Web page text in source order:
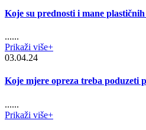
Koje su prednosti i mane plastičnih
......
Prikaži više+
03.04.24
Koje mjere opreza treba poduzeti
......
Prikaži više+